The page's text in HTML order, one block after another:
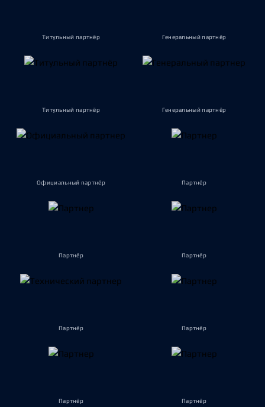
Титульный партнёр Генеральный партнёр
Титульный партнёр Генеральный партнёр
Официальный партнёр Партнёр
Партнёр Партнёр
Партнёр Партнёр
Партнёр Партнёр